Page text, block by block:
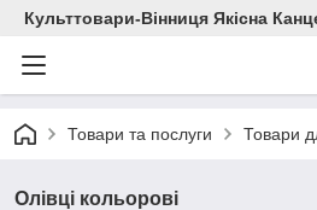
Культтовари-Вінниця Якісна
Товари та послуги Товари
Олівці кольорові